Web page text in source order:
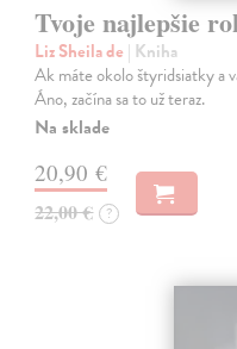
Tvoje najlepšie
Liz Sheila de | Kniha
Ak máte okolo štyridsiatky a
Áno, začína sa to už teraz.
Na sklade
20,90 €
22,00 € ?